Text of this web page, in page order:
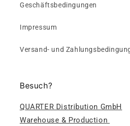
Geschäftsbedingungen
Impressum
Versand- und
Besuch?
QUARTER Distribution GmbH
Warehouse & Production